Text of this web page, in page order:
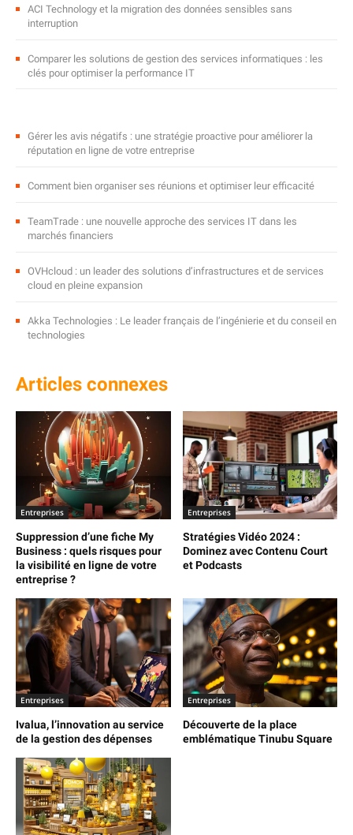
ACI Technology et la migration des données sensibles sans
interruption
Comparer les solutions de gestion des services informatiques : les
clés pour optimiser la performance IT
Gérer les avis négatifs : une stratégie proactive pour améliorer la
réputation en ligne de votre entreprise
Comment bien organiser ses réunions et optimiser leur efficacité
TeamTrade : une nouvelle approche des services IT dans les
marchés financiers
OVHcloud : un leader des solutions d’infrastructures et de services
cloud en pleine expansion
Akka Technologies : Le leader français de l’ingénierie et du conseil en
technologies
Articles connexes
Entreprises
Suppression d’une fiche My
Business : quels risques pour
la visibilité en ligne de votre
entreprise ?
Entreprises
Stratégies Vidéo 2024 :
Dominez avec Contenu Court
et Podcasts
Entreprises
Ivalua, l’innovation au service
de la gestion des dépenses
Entreprises
Découverte de la place
emblématique Tinubu Square